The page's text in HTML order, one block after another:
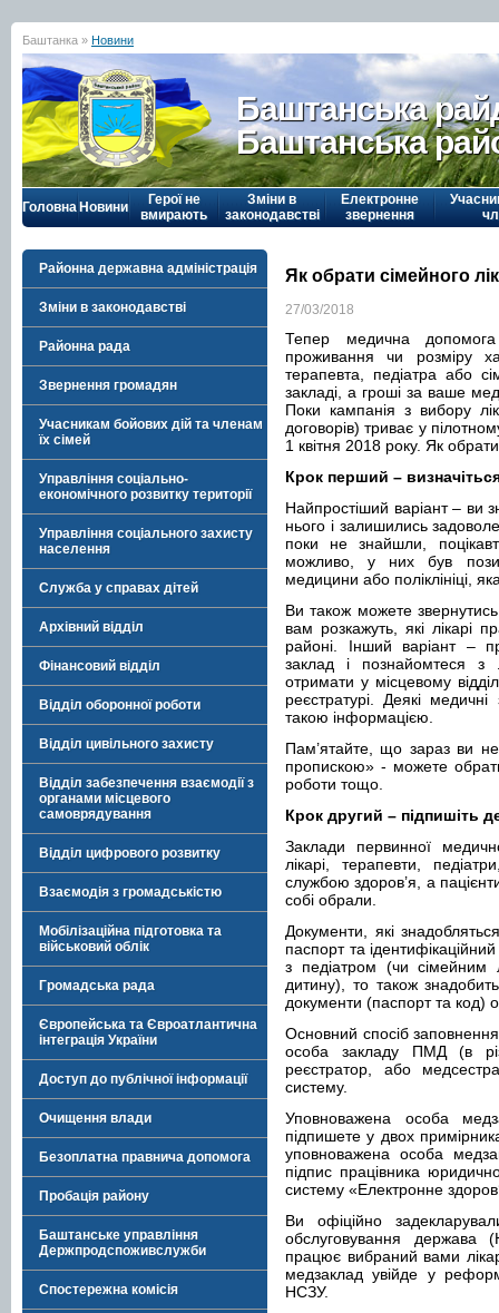
Баштанка » Новини
Баштанська
Баштанська
Головна Новини
Герої не
вмирають
Зміни в
законодавстві
Електронне
звернення
Районна державна адміністрація
Зміни в законодавстві
Районна рада
Звернення громадян
Учасникам бойових дій та членам
їх сімей
Управління соціально-
економічного розвитку території
Управління соціального захисту
населення
Служба у справах дітей
Архівний відділ
Фінансовий відділ
Відділ оборонної роботи
Відділ цивільного захисту
Відділ забезпечення взаємодії з
органами місцевого
самоврядування
Відділ цифрового розвитку
Взаємодія з громадськістю
Мобілізаційна підготовка та
військовий облік
Громадська рада
Європейська та Євроатлантична
інтеграція України
Доступ до публічної інформації
Очищення влади
Безоплатна правнича допомога
Пробація району
Баштанське управління
Держпродспоживслужби
Спостережна комісія
Як обрати сімейного
27/03/2018
Тепер медична
проживання чи розміру
терапевта, педіатра або
закладі, а гроші за ваше
Поки кампанія з вибору
договорів) триває у
1 квітня 2018 року. Як
Крок перший –
Найпростіший варіант – ви
нього і залишились
поки не знайшли,
можливо, у них був
медицини або поліклініці,
Ви також можете
вам розкажуть, які лікарі
районі. Інший варіант –
заклад і познайомтеся
отримати у місцевому
реєстратурі. Деякі
такою інформацією.
Пам’ятайте, що зараз ви
пропискою» - можете
роботи тощо.
Крок другий – підпишіть
Заклади первинної
лікарі, терапевти,
службою здоров’я, а
собі обрали.
Документи, які
паспорт та
з педіатром (чи сімейним
дитину), то також
документи (паспорт та код)
Основний спосіб
особа закладу ПМД (в
реєстратор, або
систему.
Уповноважена особа
підпишете у двох
уповноважена особа
підпис працівника
систему «Електронне
Ви офіційно
обслуговування держава
працює вибраний вами
медзаклад увійде у
НСЗУ.